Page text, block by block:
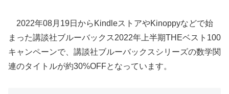
2022年08月19日からKindleストアやKinoppyなどで始
まった講談社ブルーバックス2022年上半期THEベスト100
キャンペーンで、講談社ブルーバックスシリーズの数学関
連のタイトルが約30%OFFとなっています。